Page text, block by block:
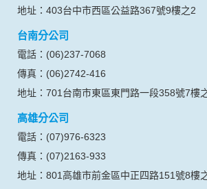
生的相關記錄，包括您使用連線設備的 IP
的瀏覽器予以標示，歸納使用者瀏覽器在本
網頁，除非您願意告知您的個人資料，否則
將此項記錄和您對應。請您注意，在本網站
商，或與連結本網站，也可能蒐集您個人的
提供的個人資訊，這些廣告廠商、或連結網
公司不負任何連帶責任。
本網站將在事前或註冊登錄取得您的同意後
或電子郵件給您。本公司除了在該資料或電
本公司發送，也會在該資料或電子郵件上提
收這些資料或電子郵件的方法及說明。
地址：403台中市西區公益路367號9樓之2
台南分公司
電話：(06)237-7068
傳真：(06)2742-416
地址：701台南市東區東門路一段358號7樓
高雄分公司
電話：(07)976-6323
傳真：(07)2163-933
地址：801高雄市前金區中正四路151號8樓